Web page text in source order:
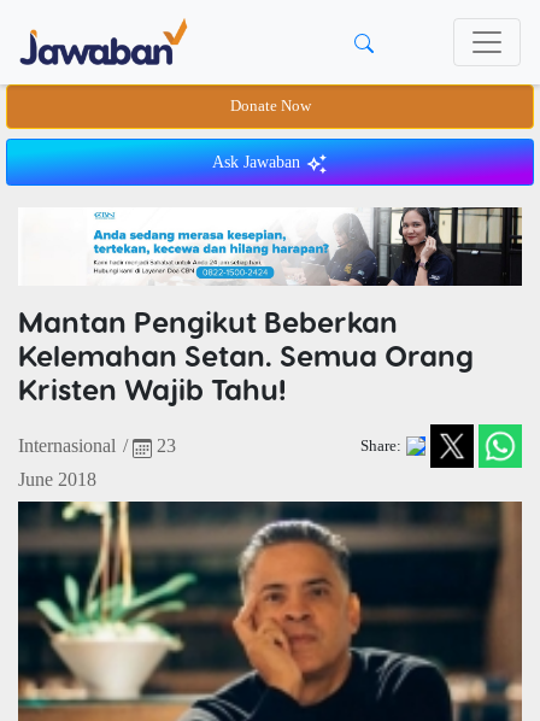
Donate Now
Ask Jawaban
Mantan Pengikut Beberkan
Kelemahan Setan. Semua Orang
Kristen Wajib Tahu!
Internasional /
23
June 2018
Share: